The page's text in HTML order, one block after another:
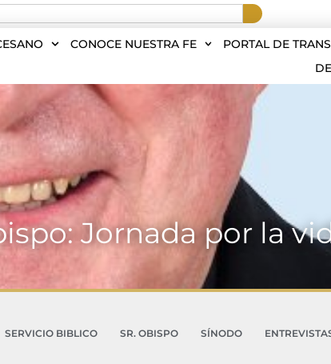
CONOCE NUESTRA FE PORTAL DE
Jornada por la
SERVICIO BIBLICO SR. OBISPO SÍNODO